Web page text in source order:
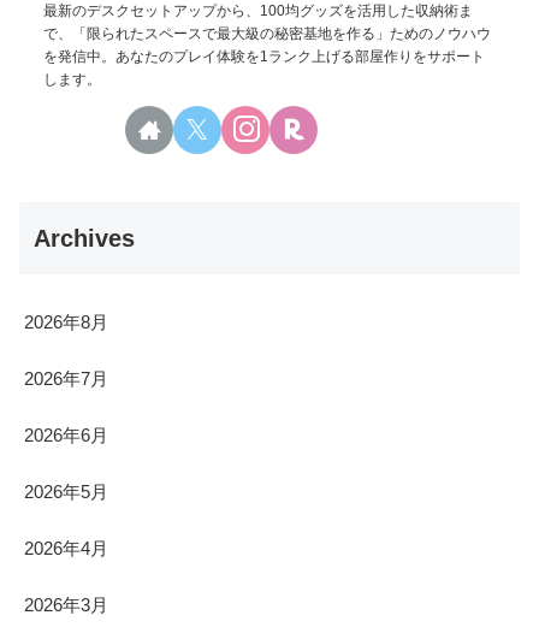
最新のデスクセットアップから、100均グッズを活用した収納術ま
で、「限られたスペースで最大級の秘密基地を作る」ためのノウハウ
を発信中。あなたのプレイ体験を1ランク上げる部屋作りをサポート
します。
Archives
2026年8月
2026年7月
2026年6月
2026年5月
2026年4月
2026年3月